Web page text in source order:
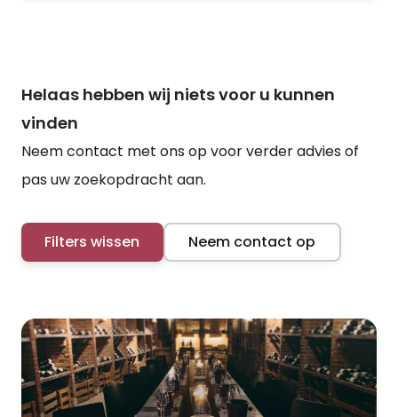
Helaas hebben wij niets voor u kunnen
vinden
Neem contact met ons op voor verder advies of
pas uw zoekopdracht aan.
Filters wissen Neem contact op